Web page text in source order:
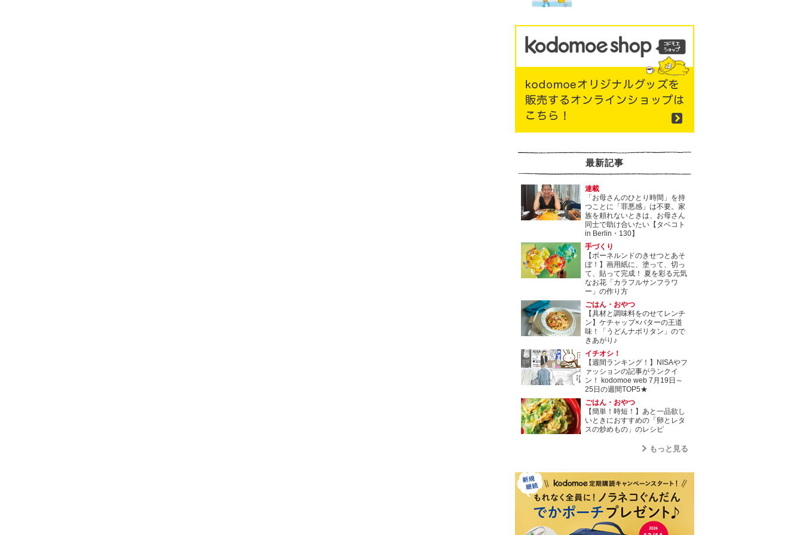
最新記事
連載
「お母さんのひとり時間」を持
つことに「罪悪感」は不要。家
族を頼れないときは、お母さん
同士で助け合いたい【タベコト
in Berlin・130】
手づくり
【ボーネルンドのきせつとあそ
ぼ！】画用紙に、塗って、切っ
て、貼って完成！ 夏を彩る元気
なお花「カラフルサンフラワ
ー」の作り方
ごはん・おやつ
【具材と調味料をのせてレンチ
ン】ケチャップ×バターの王道
味！「うどんナポリタン」ので
きあがり♪
イチオシ！
【週間ランキング！】NISAやフ
ァッションの記事がランクイ
ン！ kodomoe web 7月19日～
25日の週間TOP5★
ごはん・おやつ
【簡単！時短！】あと一品欲し
いときにおすすめの「卵とレタ
スの炒めもの」のレシピ
もっと見る